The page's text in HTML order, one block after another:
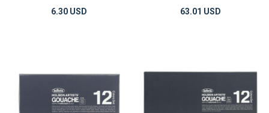
6.30 USD
63.01 USD